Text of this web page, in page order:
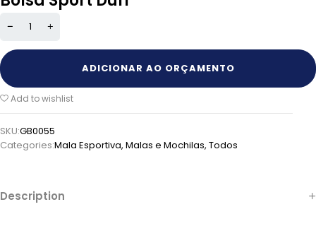
ADICIONAR AO ORÇAMENTO
Add to wishlist
SKU:GB0055
Categories:Mala Esportiva, Malas e Mochilas, Todos
Description